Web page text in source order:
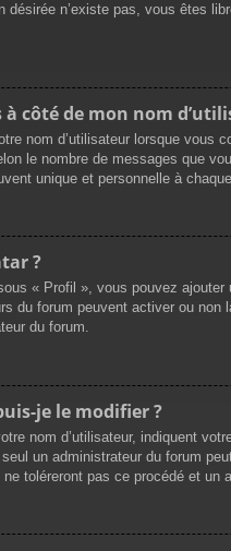
désirée n’existe pas, vous êtes
côté de mon nom
nom d’utilisateur lorsque
le nombre de messages que
unique et personnelle à
?
« Profil », vous pouvez
du forum peuvent activer ou
du forum.
je le modifier ?
nom d’utilisateur, indiquent
un administrateur du forum
toléreront pas ce procédé et